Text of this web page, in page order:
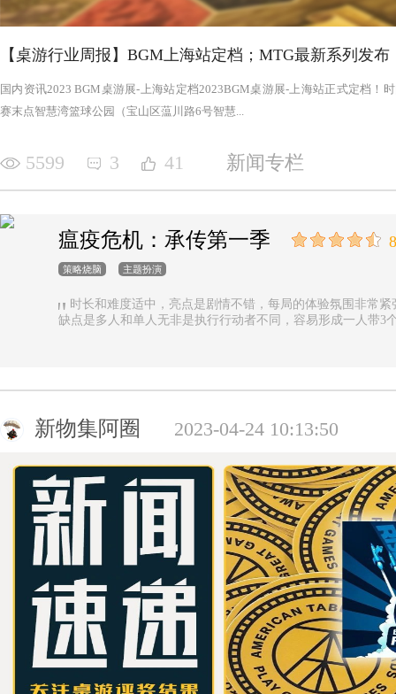
【桌游行业周报】BGM上海站定档；MTG最新系列发布
国内资讯2023 BGM桌游展-上海站定档2023BGM桌游展-上海站正式定档！
赛末点智慧湾篮球公园（宝山区蕰川路6号智慧...
5599 3 41 新闻专栏
瘟疫危机：承传第一季
策略烧脑 主题扮演
时长和难度适中，亮点是剧情不错，每局的体验氛围非常
缺点是多人和单人无非是执行行动者不同，容易形成一人带3
新物集阿圈 2023-04-24 10:13:50